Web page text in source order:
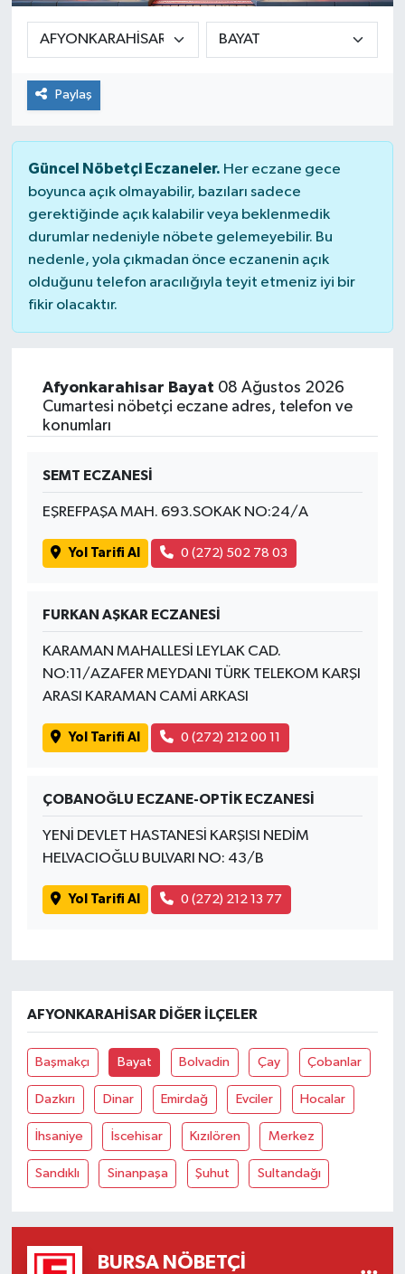
Paylaş
Güncel Nöbetçi Eczaneler. Her eczane gece
boyunca açık olmayabilir, bazıları sadece
gerektiğinde açık kalabilir veya beklenmedik
durumlar nedeniyle nöbete gelemeyebilir. Bu
nedenle, yola çıkmadan önce eczanenin açık
olduğunu telefon aracılığıyla teyit etmeniz iyi bir
fikir olacaktır.
Afyonkarahisar Bayat 08 Ağustos 2026
Cumartesi nöbetçi eczane adres, telefon ve
konumları
SEMT ECZANESİ
EŞREFPAŞA MAH. 693.SOKAK NO:24/A
Yol Tarifi Al 0 (272) 502 78 03
FURKAN AŞKAR ECZANESİ
KARAMAN MAHALLESİ LEYLAK CAD.
NO:11/AZAFER MEYDANI TÜRK TELEKOM KARŞI
ARASI KARAMAN CAMİ ARKASI
Yol Tarifi Al 0 (272) 212 00 11
ÇOBANOĞLU ECZANE-OPTİK ECZANESİ
YENİ DEVLET HASTANESİ KARŞISI NEDİM
HELVACIOĞLU BULVARI NO: 43/B
Yol Tarifi Al 0 (272) 212 13 77
AFYONKARAHISAR DIĞER İLÇELER
Başmakçı Bayat Bolvadin Çay Çobanlar
Dazkırı Dinar Emirdağ Evciler Hocalar
İhsaniye İscehisar Kızılören Merkez
Sandıklı Sinanpaşa Şuhut Sultandağı
BURSA NÖBETÇI
Sağlık
Siyaset
Teknoloji
Türkiye